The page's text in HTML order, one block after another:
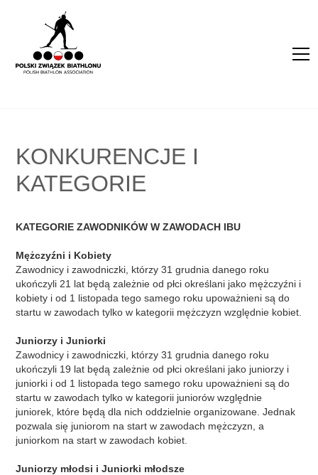
KONKURENCJE I
KATEGORIE
KATEGORIE ZAWODNIKÓW W ZAWODACH IBU
Mężczyźni i Kobiety
Zawodnicy i zawodniczki, którzy 31 grudnia danego roku
ukończyli 21 lat będą zależnie od płci określani jako mężczyźni i
kobiety i od 1 listopada tego samego roku upoważnieni są do
startu w zawodach tylko w kategorii mężczyzn względnie kobiet.
Juniorzy i Juniorki
Zawodnicy i zawodniczki, którzy 31 grudnia danego roku
ukończyli 19 lat będą zależnie od płci określani jako juniorzy i
juniorki i od 1 listopada tego samego roku upoważnieni są do
startu w zawodach tylko w kategorii juniorów względnie
juniorek, które będą dla nich oddzielnie organizowane. Jednak
pozwala się juniorom na start w zawodach mężczyzn, a
juniorkom na start w zawodach kobiet.
Juniorzy młodsi i Juniorki młodsze